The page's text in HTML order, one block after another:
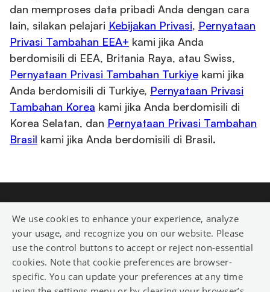
dan memproses data pribadi Anda dengan cara
lain, silakan pelajari Kebijakan Privasi, Pernyataan
Privasi Tambahan EEA+ kami jika Anda
berdomisili di EEA, Britania Raya, atau Swiss,
Pernyataan Privasi Tambahan Turkiye kami jika
Anda berdomisili di Turkiye, Pernyataan Privasi
Tambahan Korea kami jika Anda berdomisili di
Korea Selatan, dan Pernyataan Privasi Tambahan
Brasil kami jika Anda berdomisili di Brasil.
ABOUT USGAMESCAREERS
We use cookies to enhance your experience, analyze
your usage, and recognize you on our website. Please
use the control buttons to accept or reject non-essential
cookies. Note that cookie preferences are browser-
specific. You can update your preferences at any time